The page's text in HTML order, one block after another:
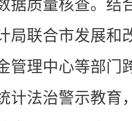
局联合市发展和
管理中心等部门
计法治警示教育